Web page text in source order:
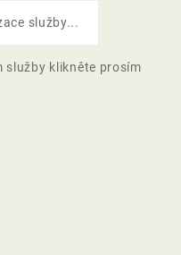
služby...
služby klikněte prosím